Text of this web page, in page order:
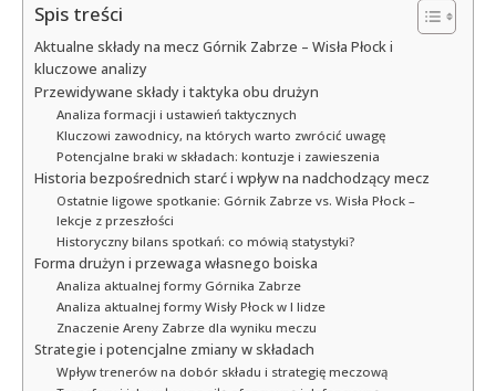
Spis treści
Aktualne składy na mecz Górnik Zabrze – Wisła Płock i
kluczowe analizy
Przewidywane składy i taktyka obu drużyn
Analiza formacji i ustawień taktycznych
Kluczowi zawodnicy, na których warto zwrócić uwagę
Potencjalne braki w składach: kontuzje i zawieszenia
Historia bezpośrednich starć i wpływ na nadchodzący mecz
Ostatnie ligowe spotkanie: Górnik Zabrze vs. Wisła Płock –
lekcje z przeszłości
Historyczny bilans spotkań: co mówią statystyki?
Forma drużyn i przewaga własnego boiska
Analiza aktualnej formy Górnika Zabrze
Analiza aktualnej formy Wisły Płock w I lidze
Znaczenie Areny Zabrze dla wyniku meczu
Strategie i potencjalne zmiany w składach
Wpływ trenerów na dobór składu i strategię meczową